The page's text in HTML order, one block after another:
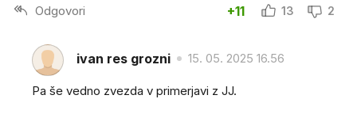
Odgovori +11 13 2
ivan res grozni 15. 05. 2025 16.56
Pa še vedno zvezda v primerjavi z JJ.